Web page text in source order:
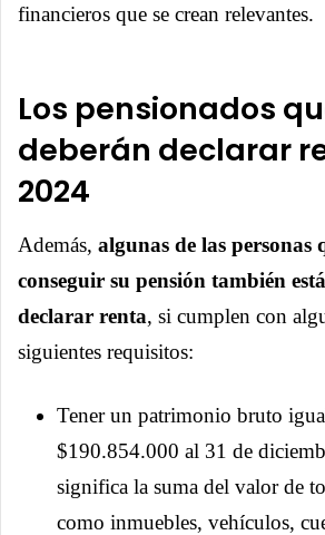
financieros que se crean relevantes.
Los pensionados
deberán declarar
2024
Además, algunas de las personas
conseguir su pensión también
declarar renta, si cumplen con
siguientes requisitos:
Tener un patrimonio bruto
$190.854.000 al 31 de
significa la suma del valor de
como inmuebles, vehículos,